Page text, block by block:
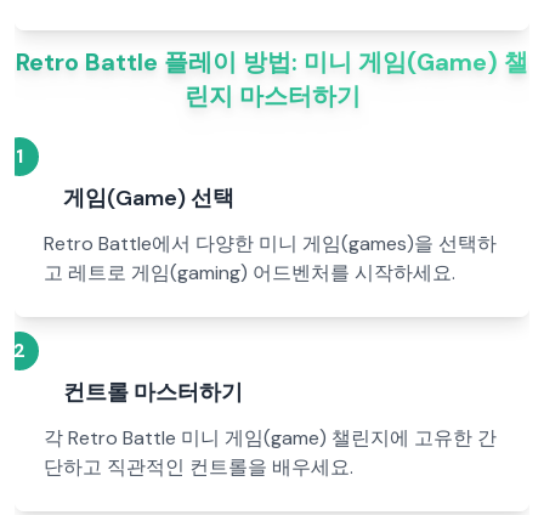
Retro Battle 플레이 방법: 미니 게임(Game) 챌
린지 마스터하기
1
게임(Game) 선택
Retro Battle에서 다양한 미니 게임(games)을 선택하
고 레트로 게임(gaming) 어드벤처를 시작하세요.
2
컨트롤 마스터하기
각 Retro Battle 미니 게임(game) 챌린지에 고유한 간
단하고 직관적인 컨트롤을 배우세요.